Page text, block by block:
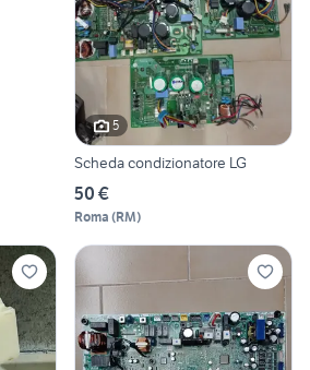
5
Scheda condizionatore LG
50 €
Roma (RM)